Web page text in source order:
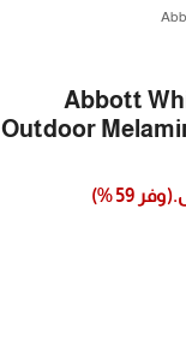
Abbott
Outdoor
(وفر 59
%)